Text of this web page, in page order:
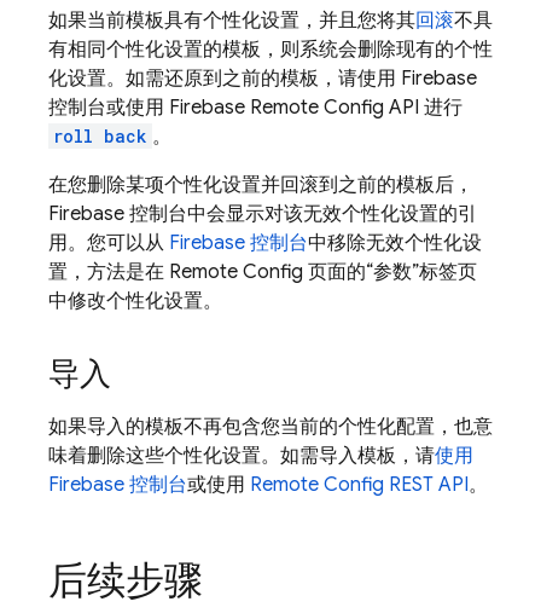
如果当前模板具有个性化设置，并且您将其回滚不具
有相同个性化设置的模板，则系统会删除现有的个性
化设置。如需还原到之前的模板，请使用 Firebase
控制台或使用 Firebase Remote Config API 进行
roll back 。
在您删除某项个性化设置并回滚到之前的模板后，
Firebase 控制台中会显示对该无效个性化设置的引
用。您可以从 Firebase 控制台中移除无效个性化设
置，方法是在 Remote Config 页面的“参数”标签页
中修改个性化设置。
导入
如果导入的模板不再包含您当前的个性化配置，也意
味着删除这些个性化设置。如需导入模板，请使用
Firebase 控制台或使用 Remote Config REST API。
后续步骤